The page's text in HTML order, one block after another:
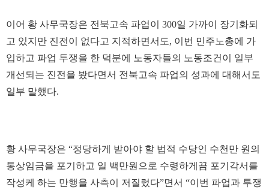
이어 황 사무국장은 전북고속 파업이 300일 가까이 장기화되
고 있지만 진전이 없다고 지적하면서도, 이번 민주노총에 가
입하고 파업 투쟁을 한 덕분에 노동자들의 노동조건이 일부
개선되는 진전을 봤다면서 전북고속 파업의 성과에 대해서도
일부 말했다.
황 사무국장은 “정당하게 받아야 할 법적 수당인 수천만 원의
통상임금을 포기하고 일 백만원으로 수령하게끔 포기각서를
작성케 하는 만행을 사측이 저질렀다”면서 “이번 파업과 투쟁